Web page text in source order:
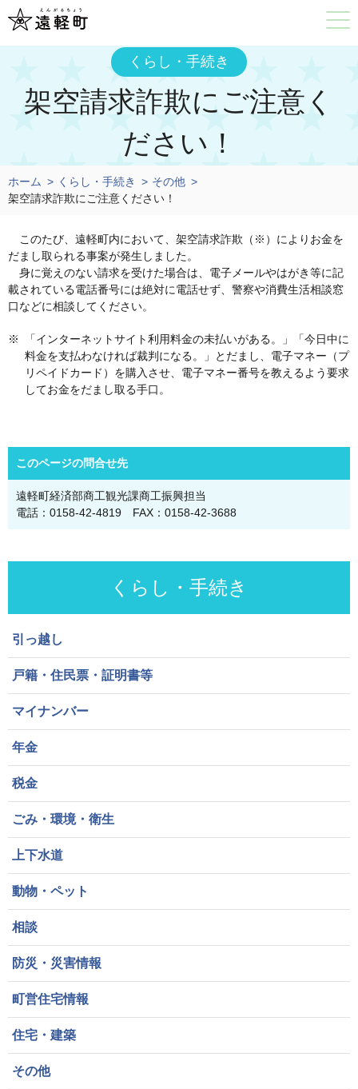
くらし・手続き
架空請求詐欺にご注意く
ださい！
ホーム くらし・手続き
その他
架空請求詐欺にご注意ください！
このたび、遠軽町内において、架空請求詐欺（※）によりお金を
だまし取られる事案が発生しました。
身に覚えのない請求を受けた場合は、電子メールやはがき等に記
載されている電話番号には絶対に電話せず、警察や消費生活相談窓
口などに相談してください。
「インターネットサイト利用料金の未払いがある。」「今日中に
料金を支払わなければ裁判になる。」とだまし、電子マネー（プ
リペイドカード）を購入させ、電子マネー番号を教えるよう要求
してお金をだまし取る手口。
このページの問合せ先
遠軽町経済部商工観光課商工振興担当
電話：0158-42-4819 FAX：0158-42-3688
くらし・手続き
引っ越し
戸籍・住民票・証明書等
マイナンバー
年金
税金
ごみ・環境・衛生
上下水道
動物・ペット
相談
防災・災害情報
町営住宅情報
住宅・建築
その他